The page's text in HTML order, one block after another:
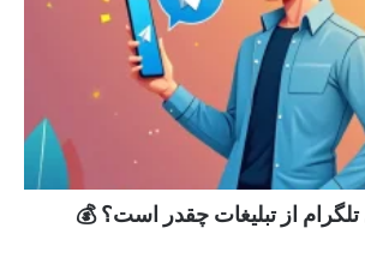
تلگرام از تبلیغات چقدر است؟ 💰